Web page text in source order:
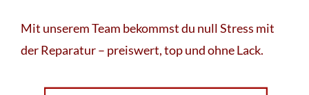
Mit unserem Team bekommst du null Stress mit
der Reparatur – preiswert, top und ohne Lack.